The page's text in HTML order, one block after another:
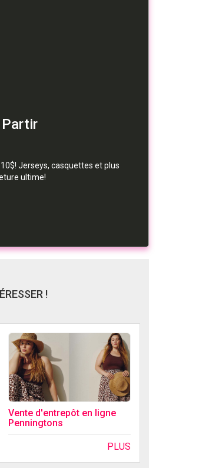
Partir
Jerseys, casquettes et plus
ultime!
!
Vente d'entrepôt en ligne
Penningtons
PLUS